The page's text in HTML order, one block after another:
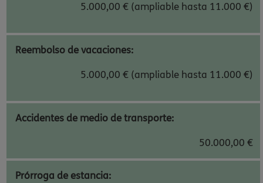
5.000,00 € (ampliable hasta 11.000 €)
Reembolso de vacaciones:
5.000,00 € (ampliable hasta 11.000 €)
Accidentes de medio de transporte:
50.000,00 €
Prórroga de estancia: